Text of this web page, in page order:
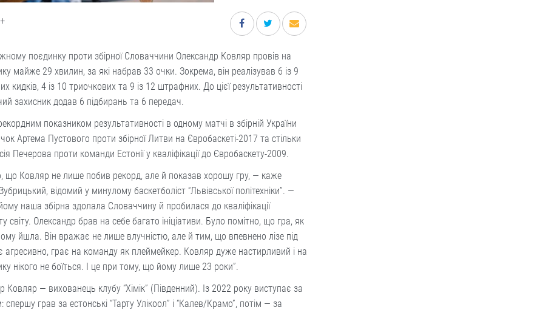
поєдинку проти збірної Словаччини Олександр Ковляр провів на
майже 29 хвилин, за які набрав 33 очки. Зокрема, він реалізував 6 із 9
кидків, 4 із 10 триочкових та 9 із 12 штрафних. До цієї результативності
захисник додав 6 підбирань та 6 передач.
показником результативності в одному матчі в збірній України
Артема Пустового проти збірної Литви на Євробаскеті-2017 та стільки
Печерова проти команди Естонії у кваліфікації до Євробаскету-2009.
що Ковляр не лише побив рекорд, але й показав хорошу гру, — каже
відомий у минулому баскетболіст “Львівської політехніки”. —
наша збірна здолала Словаччину й пробилася до кваліфікації
світу. Олександр брав на себе багато ініціативи. Було помітно, що гра, як
йшла. Він вражає не лише влучністю, але й тим, що впевнено лізе під
агресивно, грає на команду як плеймейкер. Ковляр дуже настирливий і на
нікого не боїться. І це при тому, що йому лише 23 роки”.
Ковляр — вихованець клубу “Хімік” (Південний). Із 2022 року виступає за
спершу грав за естонські “Тарту Улікоол” і “Калев/Крамо”, потім — за